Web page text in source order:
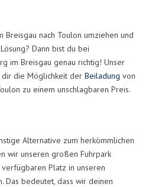
Breisgau nach Toulon umziehen und
Dann bist du bei
im Breisgau genau richtig! Unser
die Möglichkeit der Beiladung von
zu einem unschlagbaren Preis.
Alternative zum herkömmlichen
wir unseren großen Fuhrpark
Platz in unseren
Das bedeutet, dass wir deinen